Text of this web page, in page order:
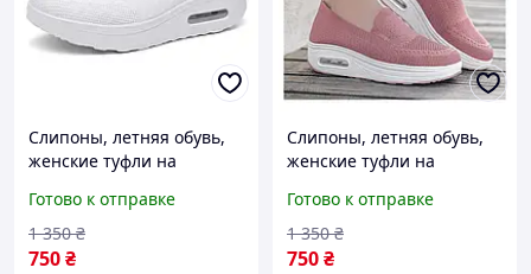
Слипоны, летняя обувь,
женские туфли на
мокасины размер 40,
белые Код 68-1005
Готово к отправке
750₴
1 350 ₴
Слипоны, летняя обувь,
женские туфли на
мокасины размер 42
розовые Код 68-1027
Готово к отправке
750₴
1 350 ₴